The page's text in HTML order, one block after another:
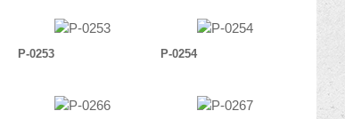
P-0253 P-0254